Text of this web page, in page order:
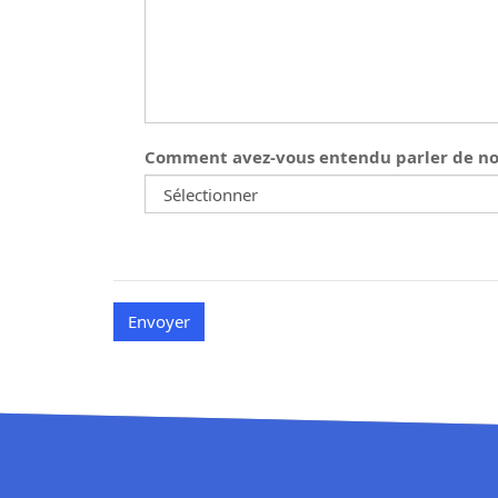
Comment avez-vous entendu parler de